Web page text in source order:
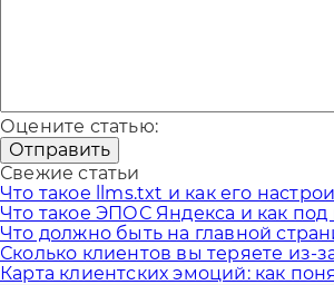
Оцените статью:
Отправить
Свежие статьи
Что такое llms.txt и как его
Что такое ЭПОС Яндекса и как под
Что должно быть на главной
Сколько клиентов вы теряете из-
Карта клиентских эмоций: как